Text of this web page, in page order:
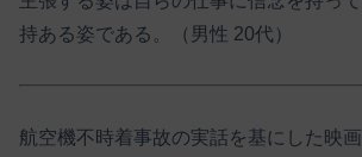
持ある姿である。（男性 20代）
航空機不時着事故の実話を基にした映